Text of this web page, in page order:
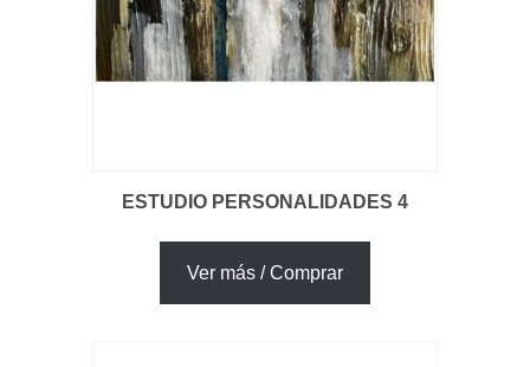
ESTUDIO PERSONALIDADES 4
Ver más / Comprar